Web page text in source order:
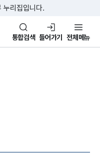
바로가기
뉴 바로가기
누리집입니다.
, 함께 행복
통합검색 들어가기 전체메뉴